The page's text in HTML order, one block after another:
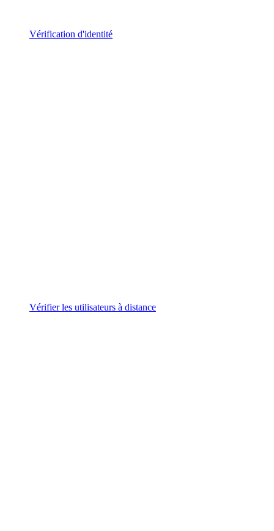
Vérification d'identité
Vérifier les utilisateurs à distance